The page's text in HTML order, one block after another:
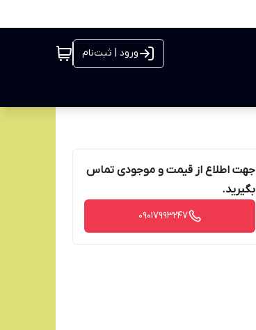
ورود | ثبت‌نام
جهت اطلاع از قیمت و موجودی تماس
بگیرید.
09017993247